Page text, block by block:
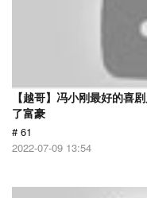
【越哥】冯小刚最好的喜
了富豪
# 61
2022-07-09 13:54